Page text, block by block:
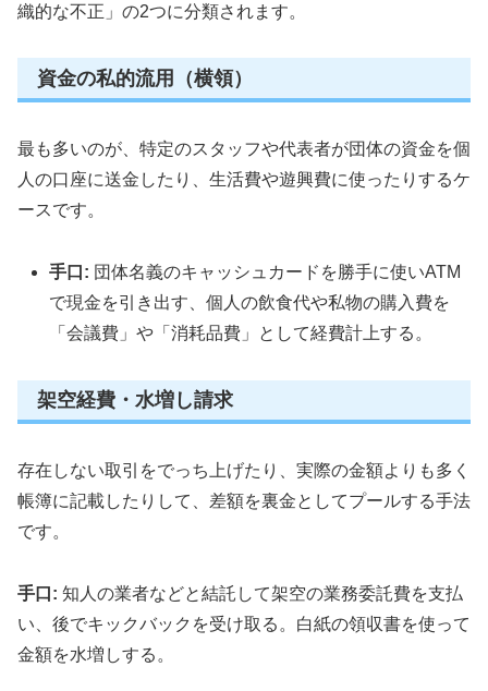
織的な不正」の2つに分類されます。
資金の私的流用（横領）
最も多いのが、特定のスタッフや代表者が団体の資金を個
人の口座に送金したり、生活費や遊興費に使ったりするケ
ースです。
手口: 団体名義のキャッシュカードを勝手に使いATM
で現金を引き出す、個人の飲食代や私物の購入費を
「会議費」や「消耗品費」として経費計上する。
架空経費・水増し請求
存在しない取引をでっち上げたり、実際の金額よりも多く
帳簿に記載したりして、差額を裏金としてプールする手法
です。
手口: 知人の業者などと結託して架空の業務委託費を支払
い、後でキックバックを受け取る。白紙の領収書を使って
金額を水増しする。